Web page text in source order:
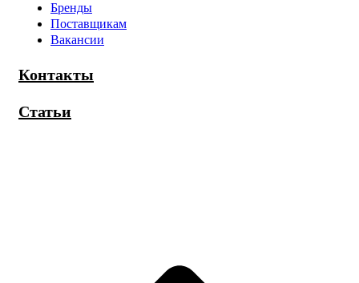
Бренды
Поставщикам
Вакансии
Контакты
Статьи